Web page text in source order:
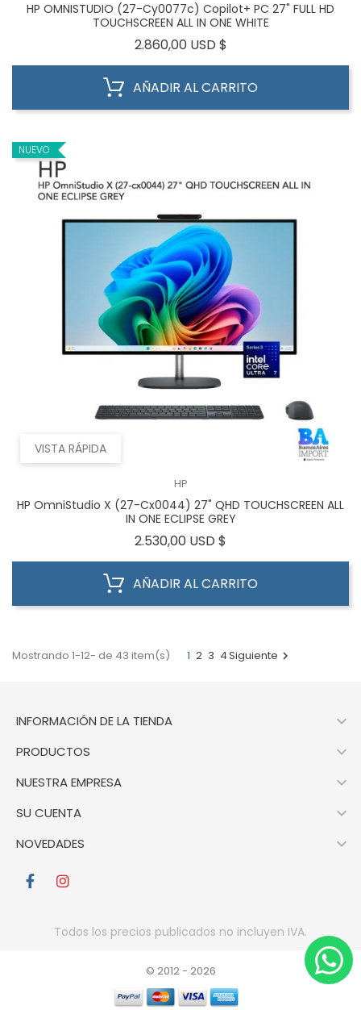
HP OMNISTUDIO (27-Cy0077c) Copilot+ PC 27" FULL HD
TOUCHSCREEN ALL IN ONE WHITE
2.860,00 USD $
AÑADIR AL CARRITO
VISTA RÁPIDA
NUEVO
HP
HP OmniStudio X (27-Cx0044) 27" QHD TOUCHSCREEN ALL
IN ONE ECLIPSE GREY
2.530,00 USD $
AÑADIR AL CARRITO
Mostrando 1-12- de 43 item(s) 1 2 3 4Siguiente 
INFORMACIÓN DE LA TIENDA 
PRODUCTOS 
NUESTRA EMPRESA 
SU CUENTA 
NOVEDADES 
Todos los precios publicados no incluyen IVA.
© 2012 - 2026